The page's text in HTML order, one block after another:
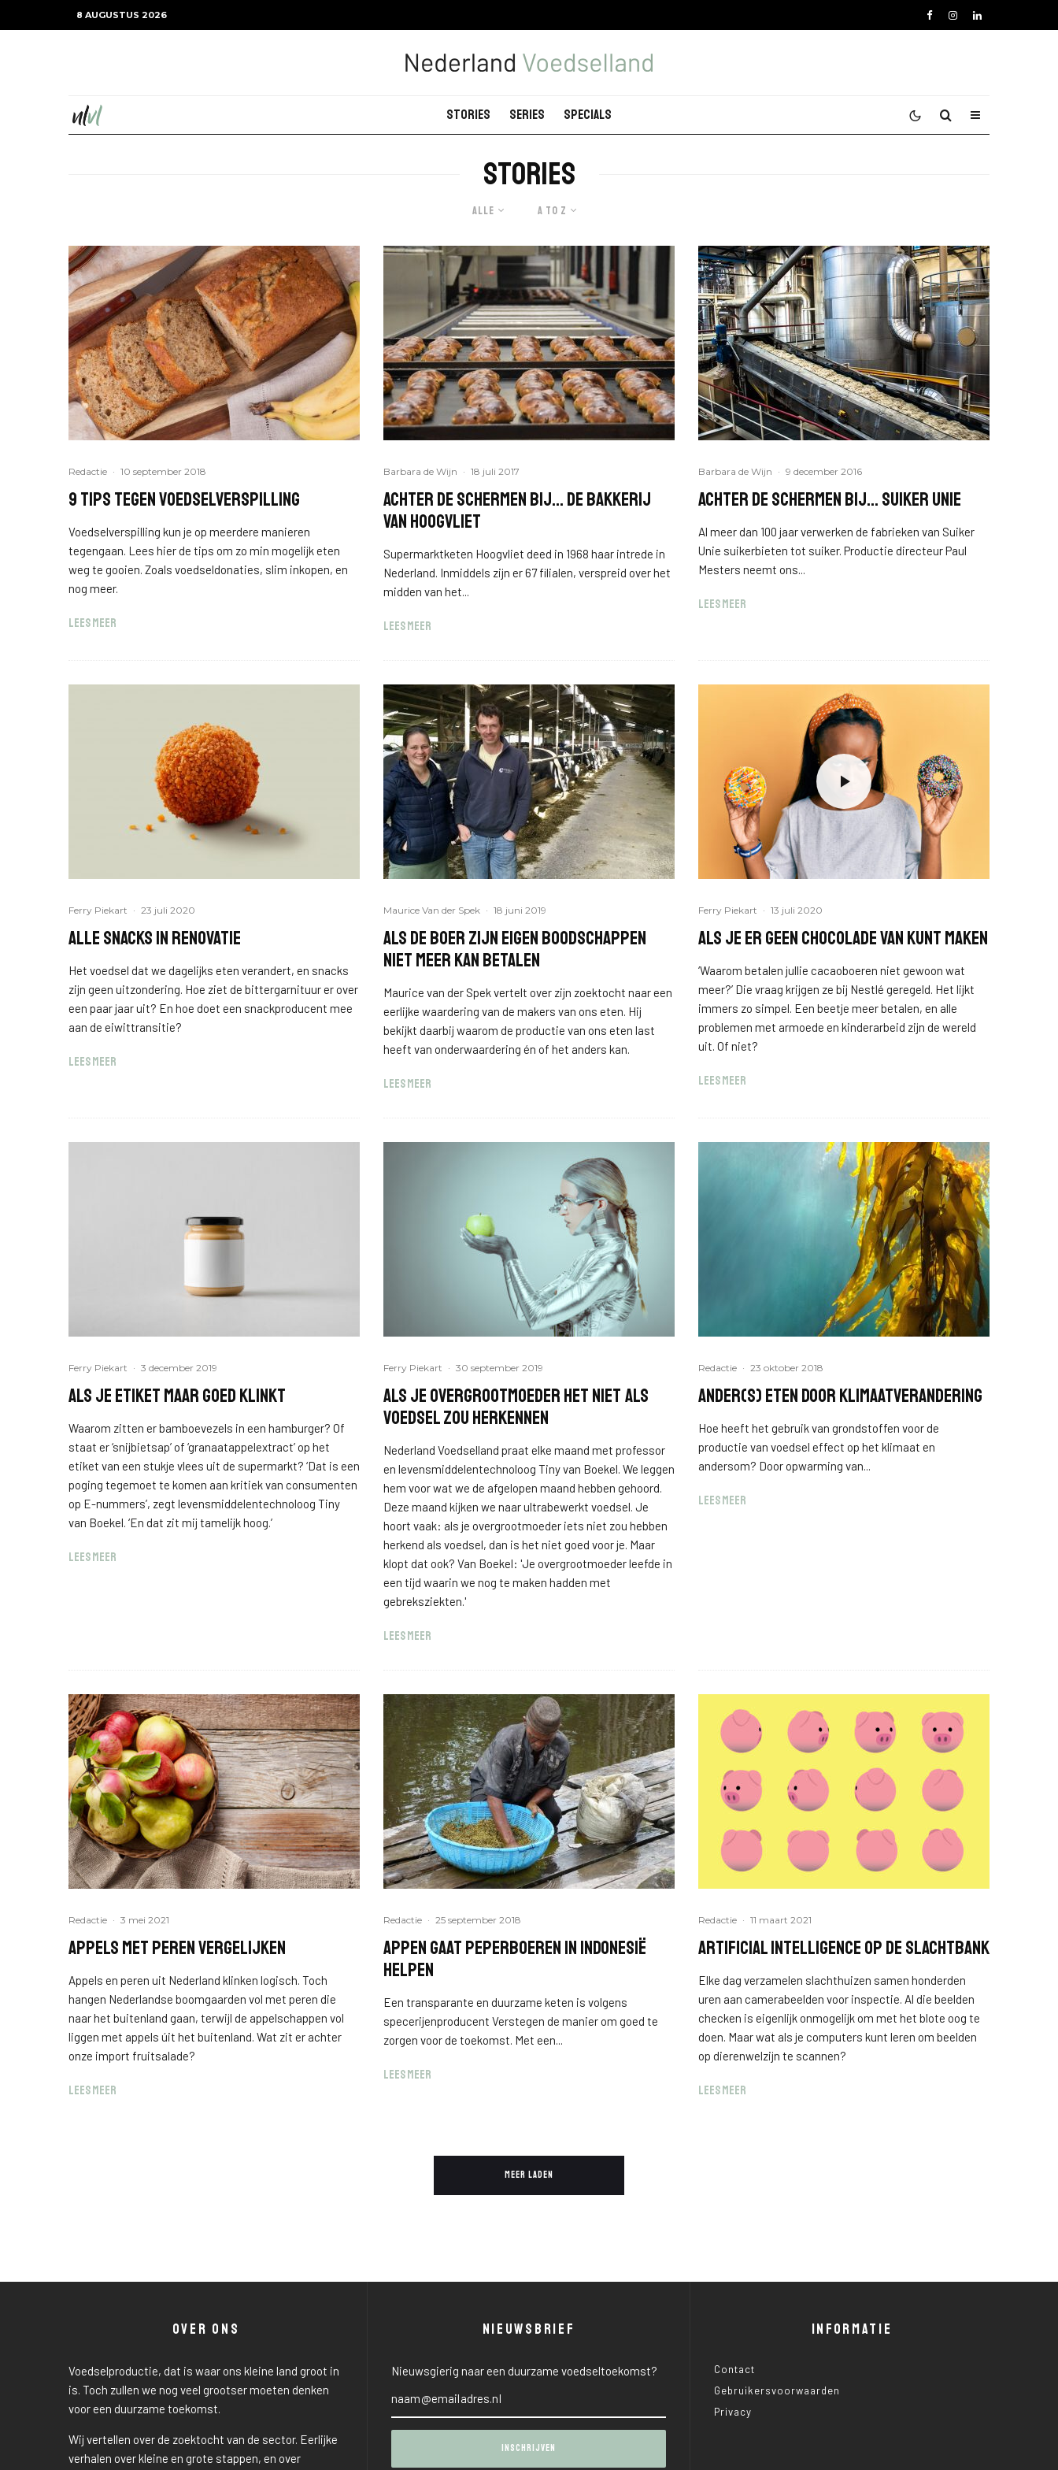
8 AUGUSTUS 2026
Stories Series Specials
Stories
Alle A to Z
Redactie · 10 september 2018
9 tips tegen voedselverspilling
Voedselverspilling kun je op meerdere manieren
tegengaan. Lees hier de tips om zo min mogelijk eten
weg te gooien. Zoals voedseldonaties, slim inkopen, en
nog meer.
LEES MEER
Barbara de Wijn · 18 juli 2017
Achter de schermen bij… de bakkerij
van Hoogvliet
Supermarktketen Hoogvliet deed in 1968 haar intrede in
Nederland. Inmiddels zijn er 67 filialen, verspreid over het
midden van het...
LEES MEER
Barbara de Wijn · 9 december 2016
Achter de schermen bij… Suiker Unie
Al meer dan 100 jaar verwerken de fabrieken van Suiker
Unie suikerbieten tot suiker. Productie directeur Paul
Mesters neemt ons...
LEES MEER
Ferry Piekart · 23 juli 2020
Alle snacks in renovatie
Het voedsel dat we dagelijks eten verandert, en snacks
zijn geen uitzondering. Hoe ziet de bittergarnituur er over
een paar jaar uit? En hoe doet een snackproducent mee
aan de eiwittransitie?
LEES MEER
Maurice Van der Spek · 18 juni 2019
Als de boer zijn eigen boodschappen
niet meer kan betalen
Maurice van der Spek vertelt over zijn zoektocht naar een
eerlijke waardering van de makers van ons eten. Hij
bekijkt daarbij waarom de productie van ons eten last
heeft van onderwaardering én of het anders kan.
LEES MEER
Ferry Piekart · 13 juli 2020
Als je er geen chocolade van kunt maken
‘Waarom betalen jullie cacaoboeren niet gewoon wat
meer?’ Die vraag krijgen ze bij Nestlé geregeld. Het lijkt
immers zo simpel. Een beetje meer betalen, en alle
problemen met armoede en kinderarbeid zijn de wereld
uit. Of niet?
LEES MEER
Ferry Piekart · 3 december 2019
Als je etiket maar goed klinkt
Waarom zitten er bamboevezels in een hamburger? Of
staat er ‘snijbietsap’ of ‘granaatappelextract’ op het
etiket van een stukje vlees uit de supermarkt? ‘Dat is een
poging tegemoet te komen aan kritiek van consumenten
op E-nummers’, zegt levensmiddelentechnoloog Tiny
van Boekel. ‘En dat zit mij tamelijk hoog.’
LEES MEER
Ferry Piekart · 30 september 2019
Als je overgrootmoeder het niet als
voedsel zou herkennen
Nederland Voedselland praat elke maand met professor
en levensmiddelentechnoloog Tiny van Boekel. We leggen
hem voor wat we de afgelopen maand hebben gehoord.
Deze maand kijken we naar ultrabewerkt voedsel. Je
hoort vaak: als je overgrootmoeder iets niet zou hebben
herkend als voedsel, dan is het niet goed voor je. Maar
klopt dat ook? Van Boekel: 'Je overgrootmoeder leefde in
een tijd waarin we nog te maken hadden met
gebreksziekten.'
LEES MEER
Redactie · 23 oktober 2018
Ander(s) eten door klimaatverandering
Hoe heeft het gebruik van grondstoffen voor de
productie van voedsel effect op het klimaat en
andersom? Door opwarming van...
LEES MEER
Redactie · 3 mei 2021
Appels met peren vergelijken
Appels en peren uit Nederland klinken logisch. Toch
hangen Nederlandse boomgaarden vol met peren die
naar het buitenland gaan, terwijl de appelschappen vol
liggen met appels úit het buitenland. Wat zit er achter
onze import fruitsalade?
LEES MEER
Redactie · 25 september 2018
Appen gaat peperboeren in Indonesië
helpen
Een transparante en duurzame keten is volgens
specerijenproducent Verstegen de manier om goed te
zorgen voor de toekomst. Met een...
LEES MEER
Redactie · 11 maart 2021
Artificial Intelligence op de slachtbank
Elke dag verzamelen slachthuizen samen honderden
uren aan camerabeelden voor inspectie. Al die beelden
checken is eigenlijk onmogelijk om met het blote oog te
doen. Maar wat als je computers kunt leren om beelden
op dierenwelzijn te scannen?
LEES MEER
MEER LADEN
OVER ONS
Voedselproductie, dat is waar ons kleine land groot in
is. Toch zullen we nog veel grootser moeten denken
voor een duurzame toekomst.
Wij vertellen over de zoektocht van de sector. Eerlijke
verhalen over kleine en grote stappen, en over
NIEUWSBRIEF
Nieuwsgierig naar een duurzame voedseltoekomst?
INFORMATIE
Contact
Gebruikersvoorwaarden
Privacy